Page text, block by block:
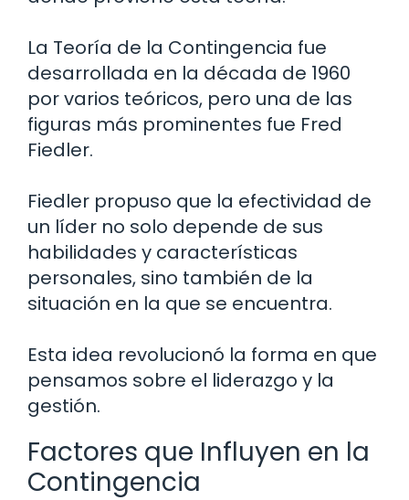
La Teoría de la Contingencia fue
desarrollada en la década de 1960
por varios teóricos, pero una de las
figuras más prominentes fue Fred
Fiedler.
Fiedler propuso que la efectividad de
un líder no solo depende de sus
habilidades y características
personales, sino también de la
situación en la que se encuentra.
Esta idea revolucionó la forma en que
pensamos sobre el liderazgo y la
gestión.
Factores que Influyen en la
Contingencia